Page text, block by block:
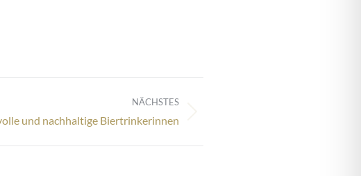
NÄCHSTES
und nachhaltige Biertrinkerinnen